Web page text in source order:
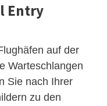
Entry
auf der
Warteschlangen
Sie nach Ihrer
zu den